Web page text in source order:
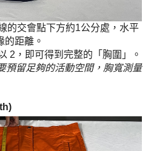
的交會點下方約1公分處，水平
的距離。
2，即可得到完整的「胸圍」。
預留足夠的活動空間，胸寬測量